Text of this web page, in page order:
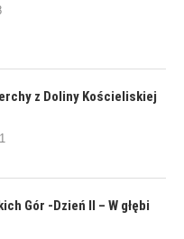
z Doliny Kościeliskiej
Gór -Dzień II – W głębi